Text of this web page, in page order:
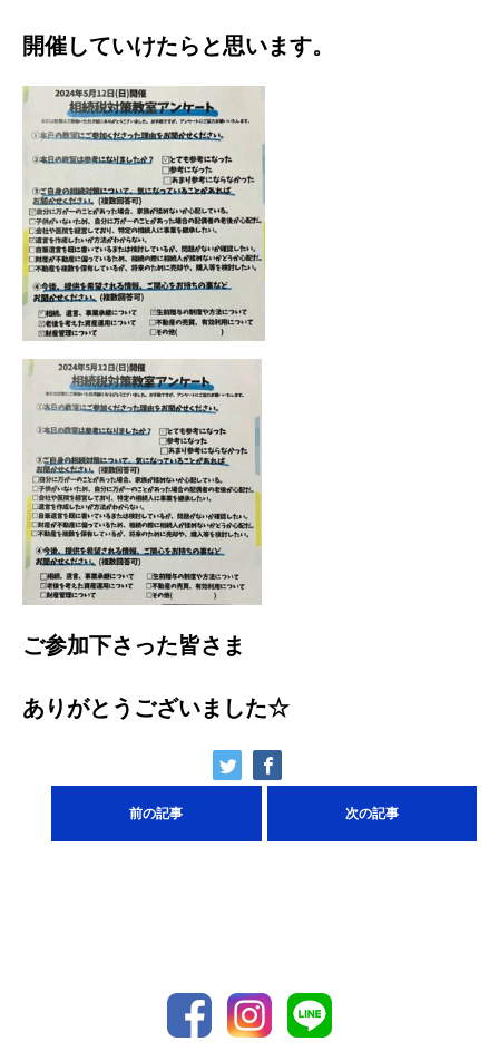
開催していけたらと思います。
ご参加下さった皆さま
ありがとうございました☆
前の記事 次の記事